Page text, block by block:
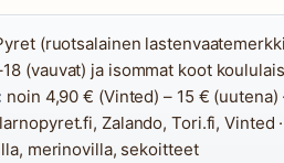
(ruotsalainen
(vauvat) ja isommat koot
noin 4,90 € (Vinted) – 15 € (uutena)
Zalando, Tori.fi, Vinted ·
merinovilla, sekoitteet